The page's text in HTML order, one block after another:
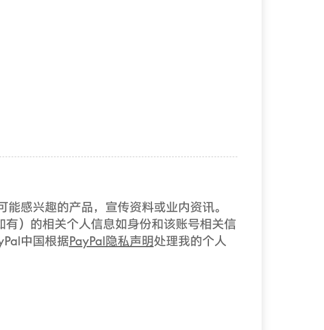
感兴趣的产品，宣传资料或业内资讯。
有）的相关个人信息如身份和该账号相关信
中国根据PayPal隐私声明处理我的个人